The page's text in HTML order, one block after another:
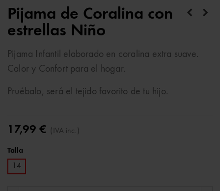
Pijama de Coralina con
estrellas Niño
Pijama Infantil elaborado en coralina extra suave.
Calor y Confort para el hogar.
Pruébalo, será el tejido favorito de tu hijo.
17,99 € (IVA inc.)
Talla
14